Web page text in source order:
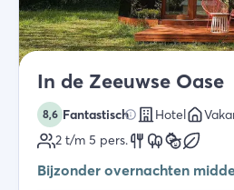
In de Zeeuwse Oase
8,6 Fantastisch Hotel
2 t/m 5 pers.
Bijzonder overnachten